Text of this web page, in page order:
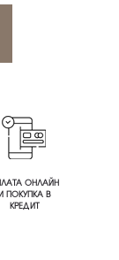
ОНЛАЙН
ПОКУПКА В
КРЕДИТ